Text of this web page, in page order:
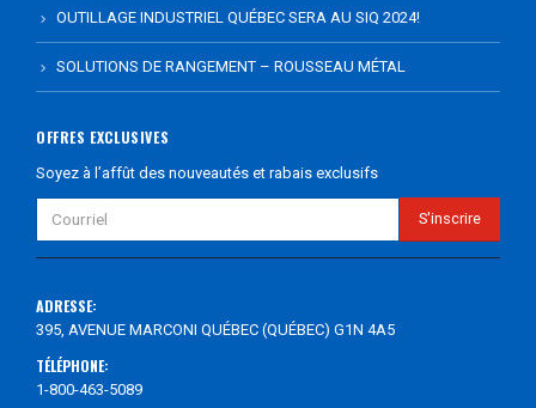
OUTILLAGE INDUSTRIEL QUÉBEC SERA AU SIQ 2024!
SOLUTIONS DE RANGEMENT – ROUSSEAU MÉTAL
OFFRES EXCLUSIVES
Soyez à l’affût des nouveautés et rabais exclusifs
ADRESSE:
395, AVENUE MARCONI QUÉBEC (QUÉBEC) G1N 4A5
TÉLÉPHONE:
1-800-463-5089